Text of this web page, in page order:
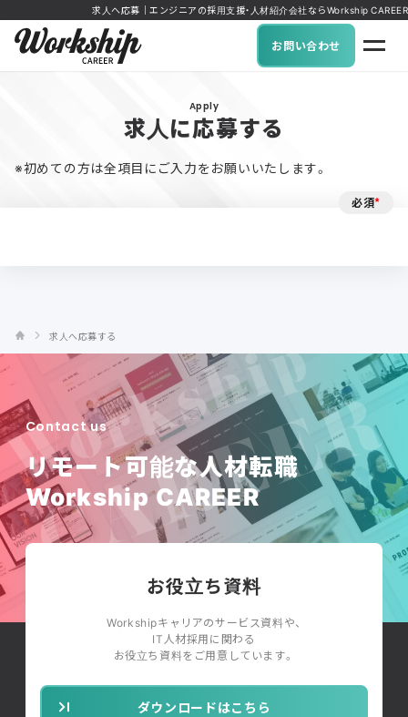
求人へ応募｜エンジニアの採用支援・人材紹介会社ならWorkship CAREER
お問い合わせ
Apply
求人に応募する
※初めての方は全項目にご入力をお願いいたします。
必須*
求人へ応募する
Contact us
リモート可能な人材転職
Workship CAREER
お役立ち資料
Workshipキャリアのサービス資料や、
IT人材採用に関わる
お役立ち資料をご用意しています。
ダウンロードはこちら